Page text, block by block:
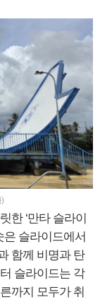
한 ‘만타 슬라이
은 슬라이드에서
함께 비명과 탄
슬라이드는 각
까지 모두가 취